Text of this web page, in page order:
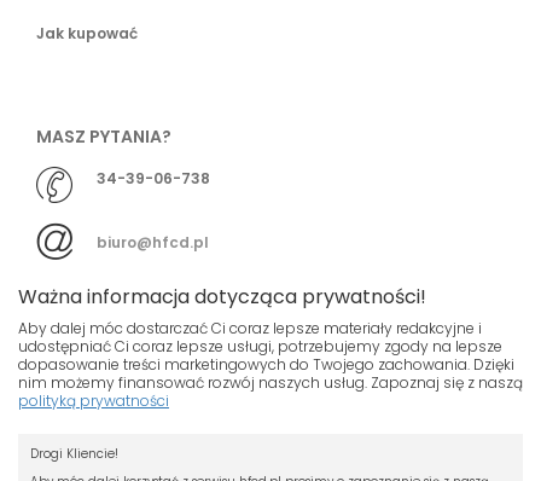
Jak kupować
MASZ PYTANIA?
34-39-06-738
biuro@hfcd.pl
© HFCD - HF Centrum Dystrybucyjne- Wszelkie prawa
Ważna informacja dotycząca prywatności!
Aby dalej móc dostarczać Ci coraz lepsze materiały redakcyjne i
udostępniać Ci coraz lepsze usługi, potrzebujemy zgody na lepsze
dopasowanie treści marketingowych do Twojego zachowania. Dzięki
nim możemy finansować rozwój naszych usług. Zapoznaj się z naszą
polityką prywatności
Drogi Kliencie!